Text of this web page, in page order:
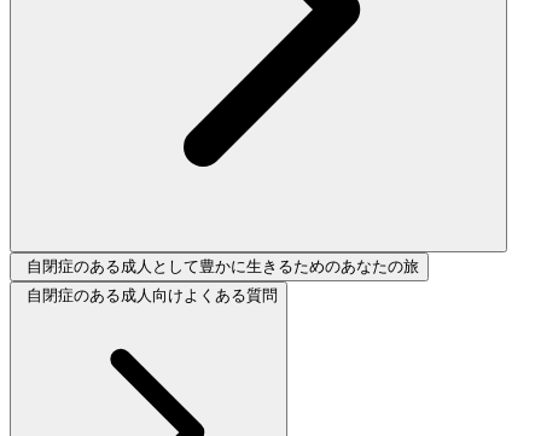
自閉症のある成人として豊かに生きるためのあなたの旅
自閉症のある成人向けよくある質問